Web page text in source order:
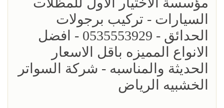
السيارات - تركيب برجولات
الحدائق - 0535553929 - افضل
الانواع المميزه باقل الاسعار
الحديثة والمناسبه - شركة السواتر
الخشبيه الرياض